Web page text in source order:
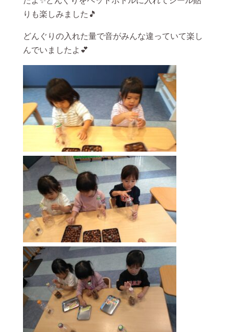
りも楽しみました🎵
どんぐりの入れた量で音がみんな違っていて楽し
んでいましたよ💕